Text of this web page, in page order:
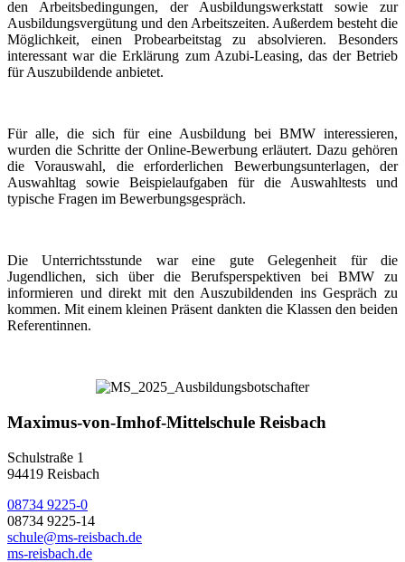
den Arbeitsbedingungen, der Ausbildungswerkstatt sowie zur
Ausbildungsvergütung und den Arbeitszeiten. Außerdem besteht die
Möglichkeit, einen Probearbeitstag zu absolvieren. Besonders
interessant war die Erklärung zum Azubi-Leasing, das der Betrieb
für Auszubildende anbietet.
Für alle, die sich für eine Ausbildung bei BMW interessieren,
wurden die Schritte der Online-Bewerbung erläutert. Dazu gehören
die Vorauswahl, die erforderlichen Bewerbungsunterlagen, der
Auswahltag sowie Beispielaufgaben für die Auswahltests und
typische Fragen im Bewerbungsgespräch.
Die Unterrichtsstunde war eine gute Gelegenheit für die
Jugendlichen, sich über die Berufsperspektiven bei BMW zu
informieren und direkt mit den Auszubildenden ins Gespräch zu
kommen. Mit einem kleinen Präsent dankten die Klassen den beiden
Referentinnen.
Maximus-von-Imhof-Mittelschule Reisbach
Schulstraße 1
94419 Reisbach
08734 9225-0
08734 9225-14
schule@ms-reisbach.de
ms-reisbach.de